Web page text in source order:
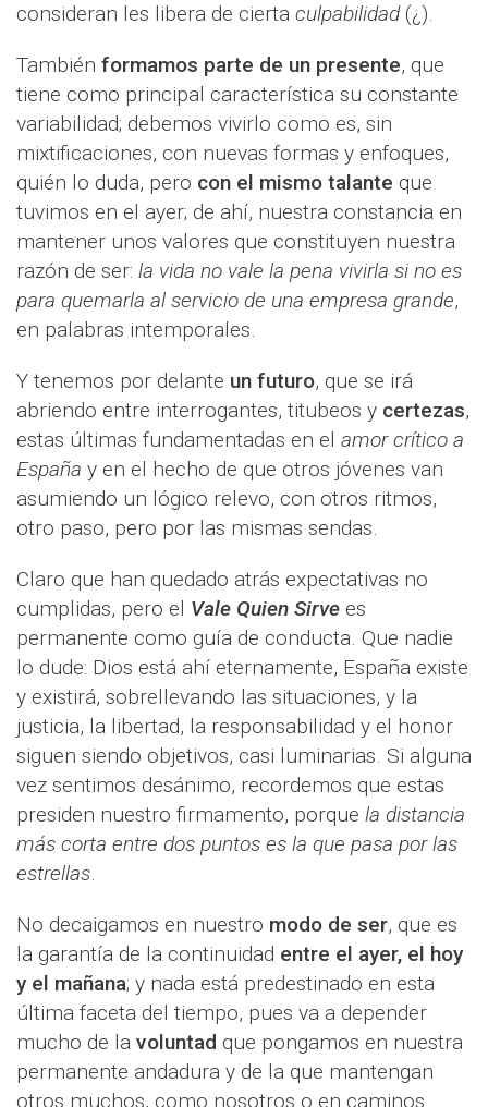
consideran les libera de cierta culpabilidad(¿).
También formamos parte de un presente, que
tiene como principal característica su constante
variabilidad; debemos vivirlo como es, sin
mixtificaciones, con nuevas formas y enfoques,
quién lo duda, pero con el mismo talante que
tuvimos en el ayer; de ahí, nuestra constancia en
mantener unos valores que constituyen nuestra
razón de ser: la vida no vale la pena vivirla si no es
para quemarla al servicio de una empresa grande,
en palabras intemporales.
Y tenemos por delante un futuro, que se irá
abriendo entre interrogantes, titubeos y certezas,
estas últimas fundamentadas en el amor crítico a
España y en el hecho de que otros jóvenes van
asumiendo un lógico relevo, con otros ritmos,
otro paso, pero por las mismas sendas.
Claro que han quedado atrás expectativas no
cumplidas, pero el Vale Quien Sirve es
permanente como guía de conducta. Que nadie
lo dude: Dios está ahí eternamente, España existe
y existirá, sobrellevando las situaciones, y la
justicia, la libertad, la responsabilidad y el honor
siguen siendo objetivos, casi luminarias. Si alguna
vez sentimos desánimo, recordemos que estas
presiden nuestro firmamento, porque la distancia
más corta entre dos puntos es la que pasa por las
estrellas.
No decaigamos en nuestro modo de ser, que es
la garantía de la continuidad entre el ayer, el hoy
y el mañana; y nada está predestinado en esta
última faceta del tiempo, pues va a depender
mucho de la voluntad que pongamos en nuestra
permanente andadura y de la que mantengan
otros muchos, como nosotros o en caminos